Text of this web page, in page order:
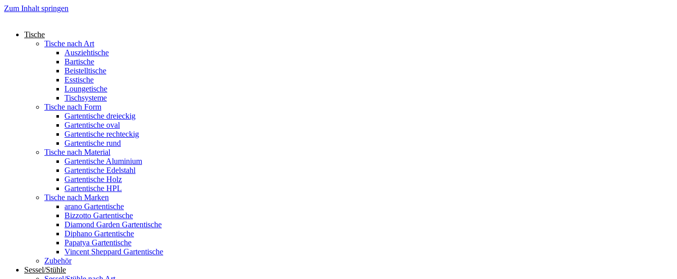
Zum Inhalt springen
Tische
Tische nach Art
Ausziehtische
Bartische
Beistelltische
Esstische
Loungetische
Tischsysteme
Tische nach Form
Gartentische dreieckig
Gartentische oval
Gartentische rechteckig
Gartentische rund
Tische nach Material
Gartentische Aluminium
Gartentische Edelstahl
Gartentische Holz
Gartentische HPL
Tische nach Marken
arano Gartentische
Bizzotto Gartentische
Diamond Garden Gartentische
Diphano Gartentische
Papatya Gartentische
Vincent Sheppard Gartentische
Zubehör
Sessel/Stühle